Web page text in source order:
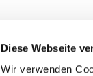
Diese Webseite
Wir verwenden